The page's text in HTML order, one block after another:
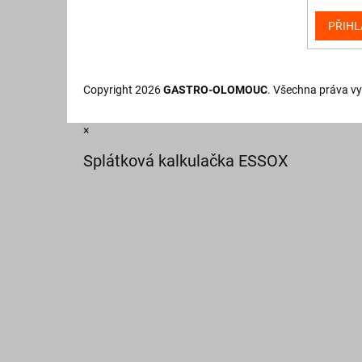
Copyright 2026GASTRO-OLOMOUC. Všechna práva
×
Splátková kalkulačka ESSOX